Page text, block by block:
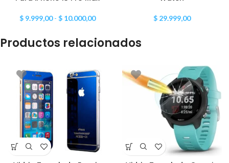
$9.999,00 - $10.000,00 $29.999,00
Productos relacionados